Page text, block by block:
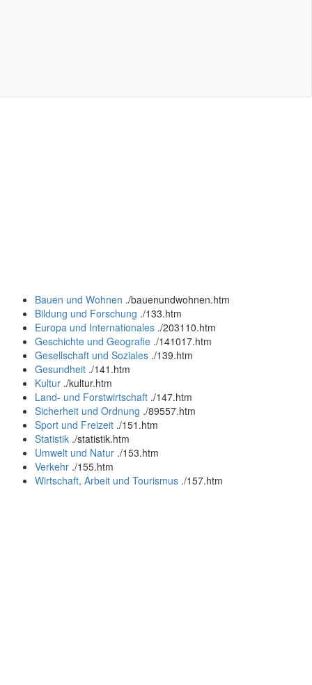
Bauen und Wohnen ./bauenundwohnen.htm
Bildung und Forschung ./133.htm
Europa und Internationales ./203110.htm
Geschichte und Geografie ./141017.htm
Gesellschaft und Soziales ./139.htm
Gesundheit ./141.htm
Kultur ./kultur.htm
Land- und Forstwirtschaft ./147.htm
Sicherheit und Ordnung ./89557.htm
Sport und Freizeit ./151.htm
Statistik ./statistik.htm
Umwelt und Natur ./153.htm
Verkehr ./155.htm
Wirtschaft, Arbeit und Tourismus ./157.htm